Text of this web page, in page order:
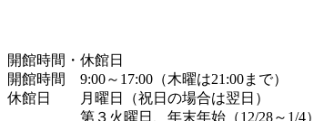
開館時間・休館日
開館時間 9:00～17:00（木曜は21:00まで）
休館日 月曜日（祝日の場合は翌日）
第３火曜日、年末年始（12/28～1/4）